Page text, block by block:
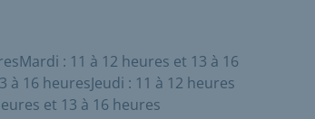
: 11 à 12 heures et 13 à 16
16 heuresJeudi : 11 à 12 heures
et 13 à 16 heures